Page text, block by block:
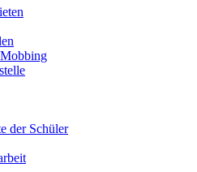
der Schüler